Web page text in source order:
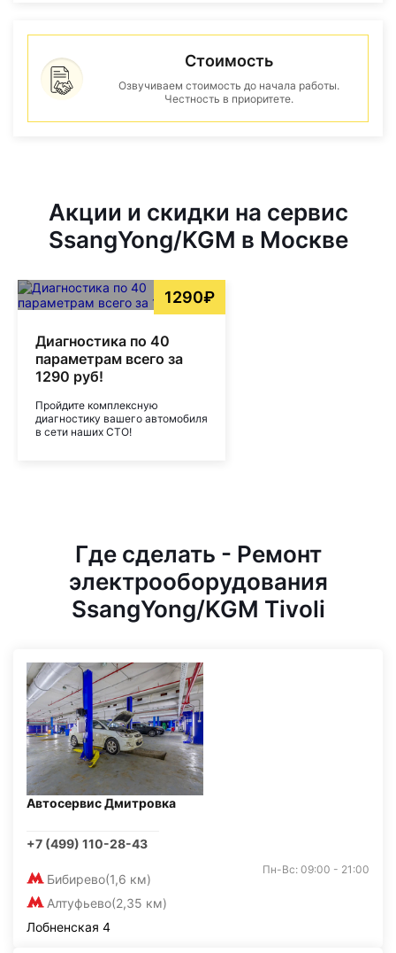
Стоимость
Озвучиваем стоимость до начала работы.
Честность в приоритете.
Акции и скидки на сервис
SsangYong/KGM в Москве
1290₽
Диагностика по 40
параметрам всего за
1290 руб!
Пройдите комплексную
диагностику вашего автомобиля
в сети наших СТО!
Где сделать - Ремонт
электрооборудования
SsangYong/KGM Tivoli
Автосервис Дмитровка
+7 (499) 110-28-43
Бибирево(1,6 км)
Алтуфьево(2,35 км)
Пн-Вс: 09:00 - 21:00
Лобненская 4